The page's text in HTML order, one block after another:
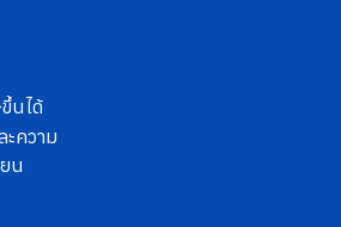
นได้
ะความ
น